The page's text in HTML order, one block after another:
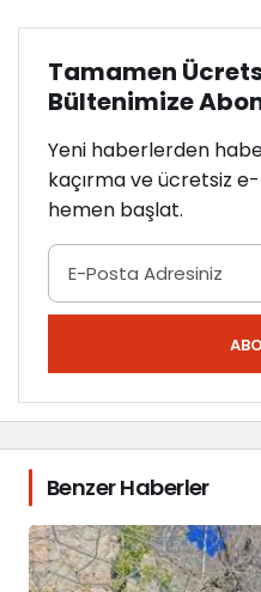
Tamamen
Bültenimize
Yeni haberlerden
kaçırma ve ücretsiz
hemen başlat.
Benzer Haberler